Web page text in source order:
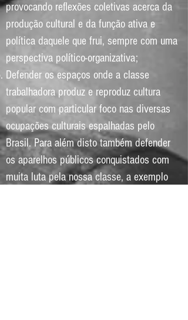
provocando reflexões coletivas acerca da
produção cultural e da função ativa e
política daquele que frui, sempre com uma
perspectiva político-organizativa;
Defender os espaços onde a classe
trabalhadora produz e reproduz cultura
popular com particular foco nas diversas
ocupações culturais espalhadas pelo
Brasil. Para além disto também defender
os aparelhos públicos conquistados com
muita luta pela nossa classe, a exemplo